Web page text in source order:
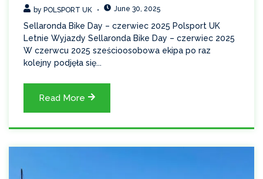
by POLSPORT UK June 30, 2025
Sellaronda Bike Day – czerwiec 2025 Polsport UK
Letnie Wyjazdy Sellaronda Bike Day – czerwiec 2025
W czerwcu 2025 sześcioosobowa ekipa po raz
kolejny podjęła się...
Read More